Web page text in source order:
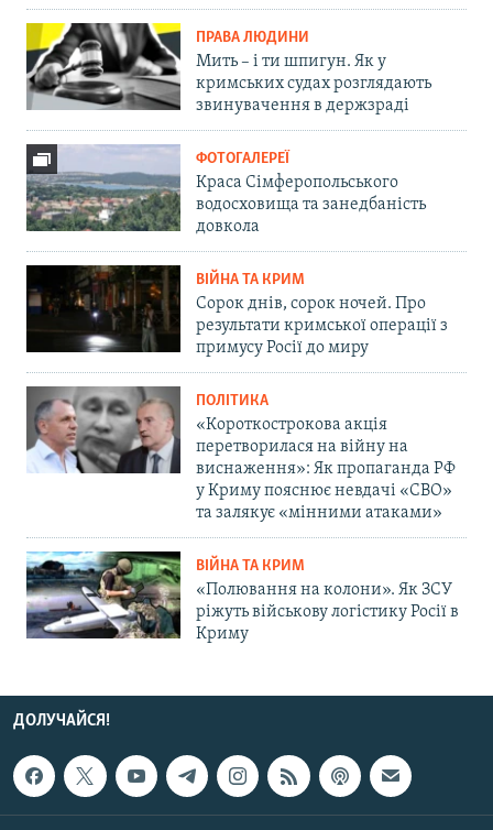
ПРАВА ЛЮДИНИ
Мить – і ти шпигун. Як у
кримських судах розглядають
звинувачення в держзраді
ФОТОГАЛЕРЕЇ
Краса Сімферопольського
водосховища та занедбаність
довкола
ВІЙНА ТА КРИМ
Сорок днів, сорок ночей. Про
результати кримської операції з
примусу Росії до миру
ПОЛІТИКА
«Короткострокова акція
перетворилася на війну на
виснаження»: Як пропаганда РФ
у Криму пояснює невдачі «СВО»
та залякує «мінними атаками»
ВІЙНА ТА КРИМ
«Полювання на колони». Як ЗСУ
ріжуть військову логістику Росії в
Криму
ДОЛУЧАЙСЯ!